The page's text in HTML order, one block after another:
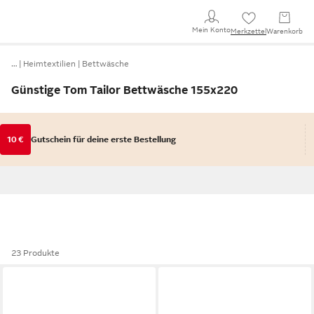
Mein KontoMerkzettel Warenkorb
… Heimtextilien Bettwäsche
Günstige Tom Tailor Bettwäsche 155x220
10 € Gutschein für deine erste Bestellung
23 Produkte